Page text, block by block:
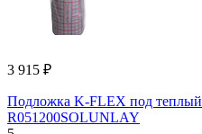
3 915 ₽
Подложка K-FLEX под
R051200SOLUNLAY